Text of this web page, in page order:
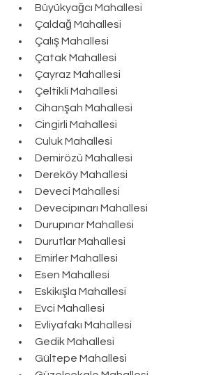
Büyükyağcı Mahallesi
Çaldağ Mahallesi
Çalış Mahallesi
Çatak Mahallesi
Çayraz Mahallesi
Çeltikli Mahallesi
Cihanşah Mahallesi
Cingirli Mahallesi
Culuk Mahallesi
Demirözü Mahallesi
Dereköy Mahallesi
Deveci Mahallesi
Devecipınarı Mahallesi
Durupınar Mahallesi
Durutlar Mahallesi
Emirler Mahallesi
Esen Mahallesi
Eskikışla Mahallesi
Evci Mahallesi
Evliyafakı Mahallesi
Gedik Mahallesi
Gültepe Mahallesi